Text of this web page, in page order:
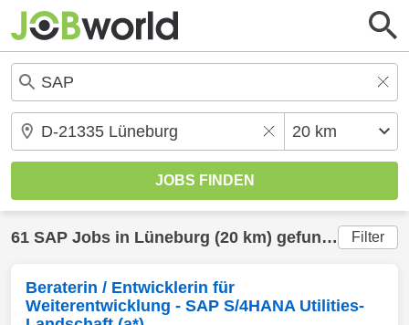
61 SAP Jobs in Lüneburg (20 km) gefunden Filter
Beraterin / Entwicklerin für
Weiterentwicklung - SAP S/4HANA Utilities-